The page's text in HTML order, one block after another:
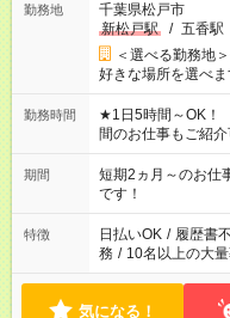
勤務地
千葉県松戸市
新松戸駅
/ 五香駅
＜選べる勤務地
好きな場所を選べま
勤務時間
★1日5時間～OK！
間のお仕事もご紹
家庭の都合でお休
※週最低15時間以
期間
短期2ヵ月～のお
です！
特徴 日払いOK / 履歴書
務 / 10名以上の大
気になる！